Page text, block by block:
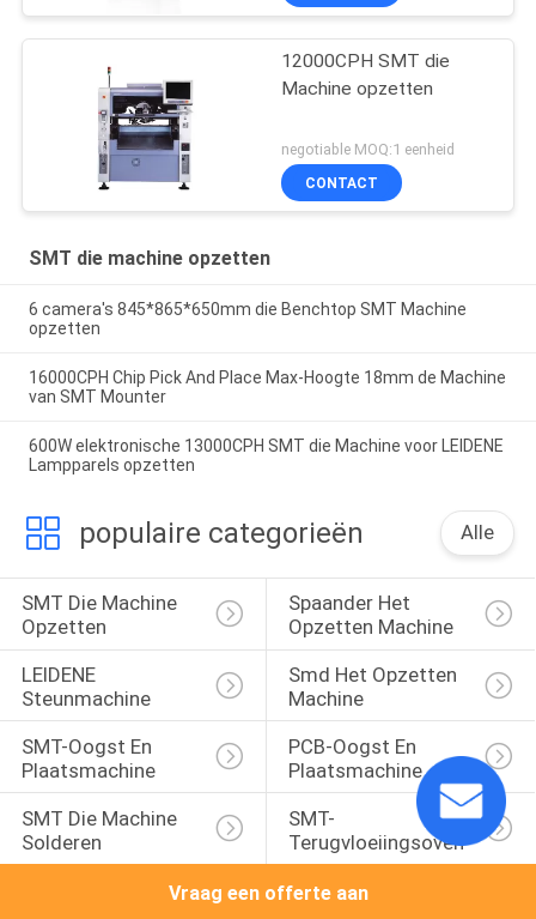
12000CPH SMT die
Machine opzetten
negotiable MOQ:1 eenheid
CONTACT
SMT die machine opzetten
6 camera's 845*865*650mm die Benchtop SMT Machine
opzetten
16000CPH Chip Pick And Place Max-Hoogte 18mm de Machine
van SMT Mounter
600W elektronische 13000CPH SMT die Machine voor LEIDENE
Lampparels opzetten
populaire categorieën Alle
SMT Die Machine
Opzetten
Spaander Het
Opzetten Machine
LEIDENE
Steunmachine
Smd Het Opzetten
Machine
SMT-Oogst En
Plaatsmachine
PCB-Oogst En
Plaatsmachine
SMT Die Machine
Solderen
SMT-
Terugvloeiingsoven
Vraag een offerte aan